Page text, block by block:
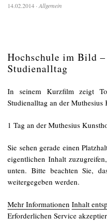
14.02.2014 · Allgemein
Hochschule im Bild
Studienalltag
In seinem Kurzfilm zeigt
Studienalltag an der Muthesius
1 Tag an der Muthesius
Sie sehen gerade einen
eigentlichen Inhalt
unten. Bitte beachten Sie,
weitergegeben werden.
Mehr Informationen Inhalt
Erforderlichen Service